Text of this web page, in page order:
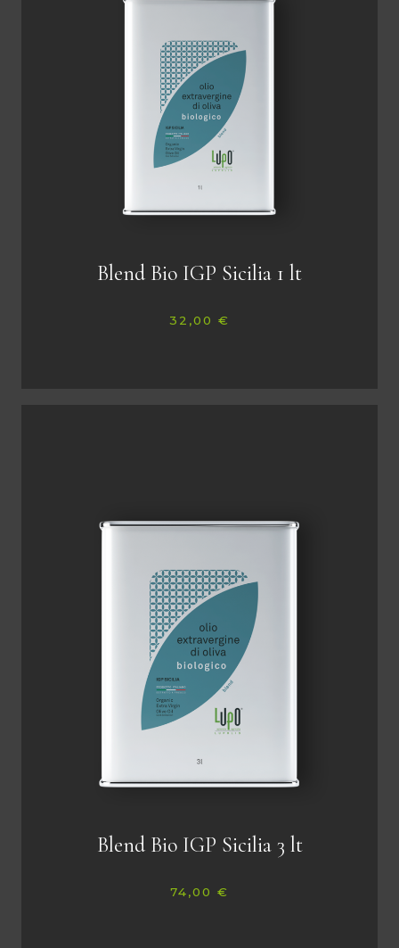
Blend Bio IGP Sicilia 1 lt
32,00 €
Blend Bio IGP Sicilia 3 lt
74,00 €